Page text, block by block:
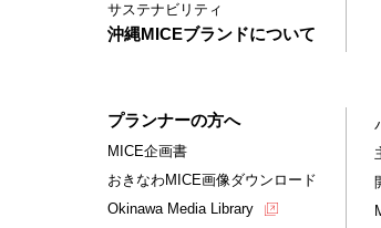
サステナビリティ
沖縄MICEブランドについて
プランナーの方へ
MICE企画書
おきなわMICE画像ダウンロード
Okinawa Media Library